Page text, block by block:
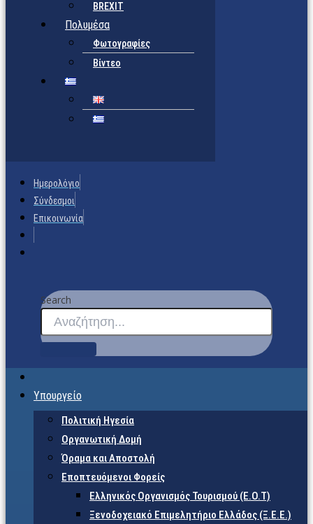
BREXIT
Πολυμέσα
Φωτογραφίες
Βίντεο
Ημερολόγιο
Σύνδεσμοι
Επικοινωνία
Search
Υπουργείο
Πολιτική Ηγεσία
Οργανωτική Δομή
Όραμα και Αποστολή
Εποπτευόμενοι Φορείς
Eλληνικός Οργανισμός Τουρισμού (Ε.Ο.Τ)
Ξενοδοχειακό Επιμελητήριο Ελλάδος (Ξ.Ε.Ε.)